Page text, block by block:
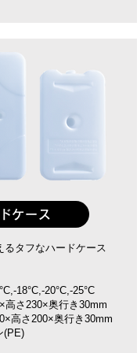
ケース
るタフなハードケース
18°C,-20°C,-25°C
さ230×奥行き30mm
200×奥行き30mm